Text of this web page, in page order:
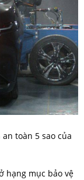
toàn 5 sao của
hạng mục bảo vệ